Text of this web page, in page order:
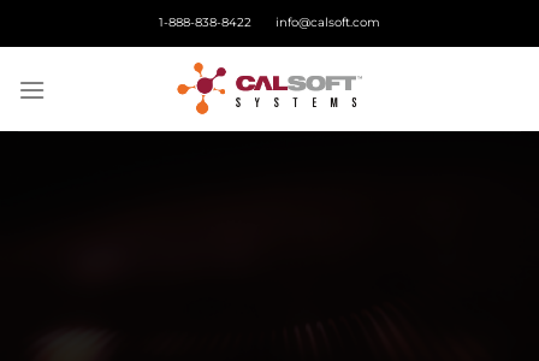
1-888-838-8422 info@calsoft.com